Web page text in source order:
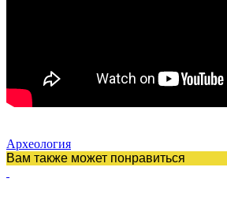
Археология
Вам также может понравиться